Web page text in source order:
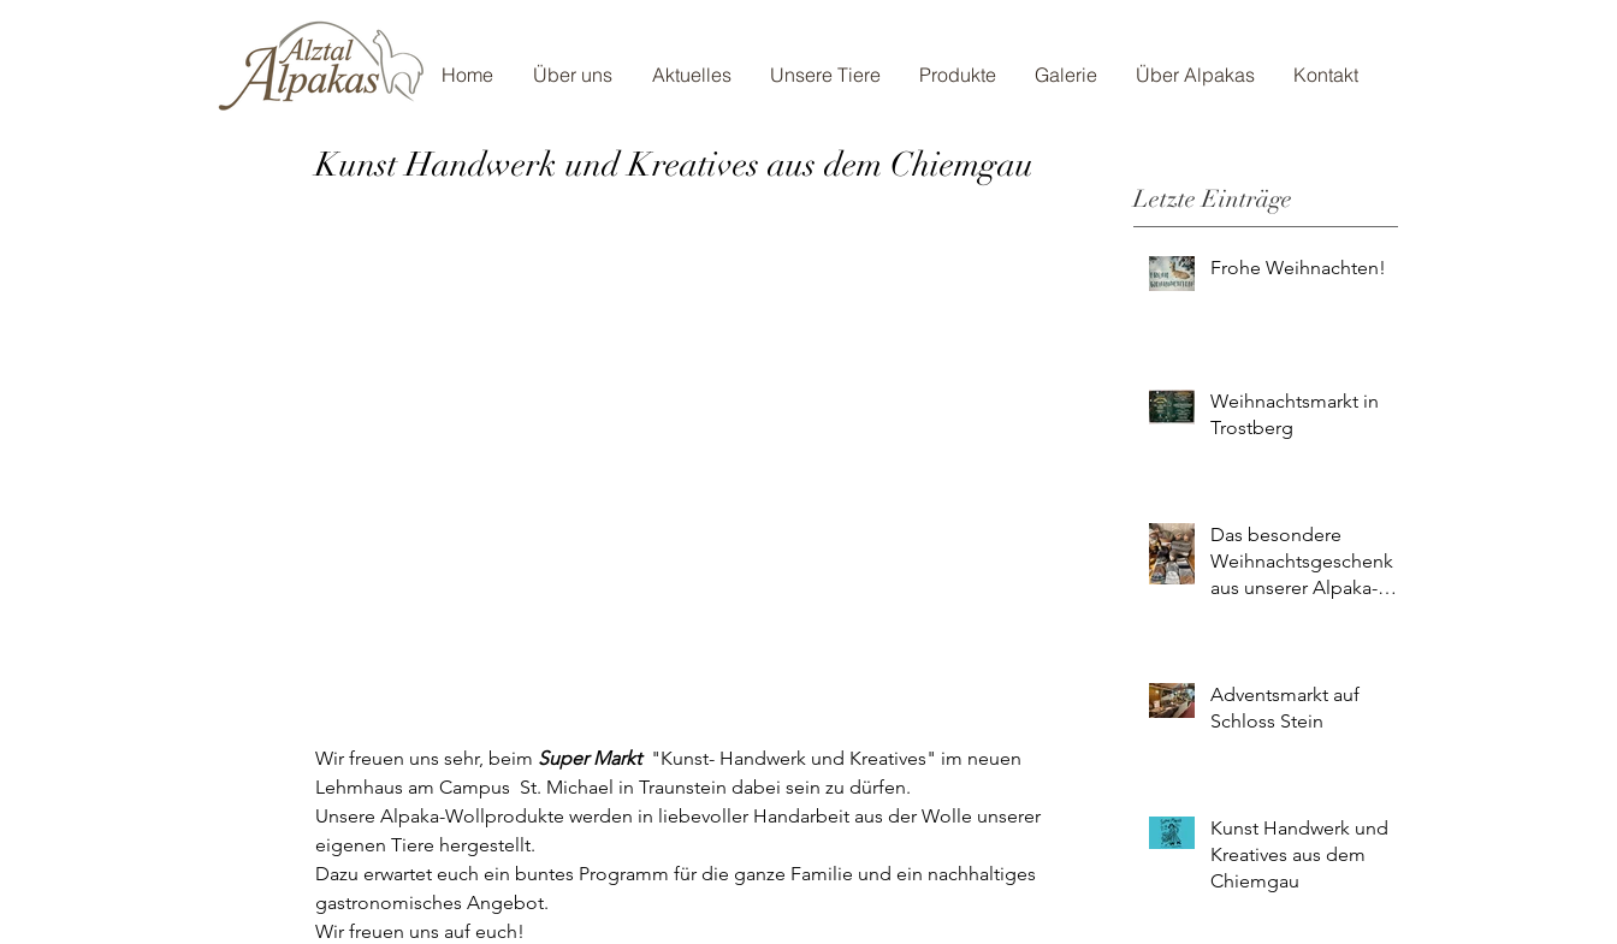
Home Über uns Aktuelles Unsere Tiere Produkte Galerie Über Alpakas Kontakt
Kunst Handwerk und Kreatives aus dem Chiemgau
Wir freuen uns sehr, beim Super Markt
  "Kunst- Handwerk und Kreatives" im neuen
Lehmhaus am Campus  St. Michael in Traunstein dabei sein zu dürfen.
Unsere Alpaka-Wollprodukte werden in liebevoller Handarbeit aus der Wolle unserer
eigenen Tiere hergestellt.
Dazu erwartet euch ein buntes Programm für die ganze Familie und ein nachhaltiges
gastronomisches Angebot.
Wir freuen uns auf euch!
Letzte Einträge
Frohe Weihnachten!
Weihnachtsmarkt in
Trostberg
Das besondere
Weihnachtsgeschenk
aus unserer Alpaka-
Adventsmarkt auf
Schloss Stein
Kunst Handwerk und
Kreatives aus dem
Chiemgau